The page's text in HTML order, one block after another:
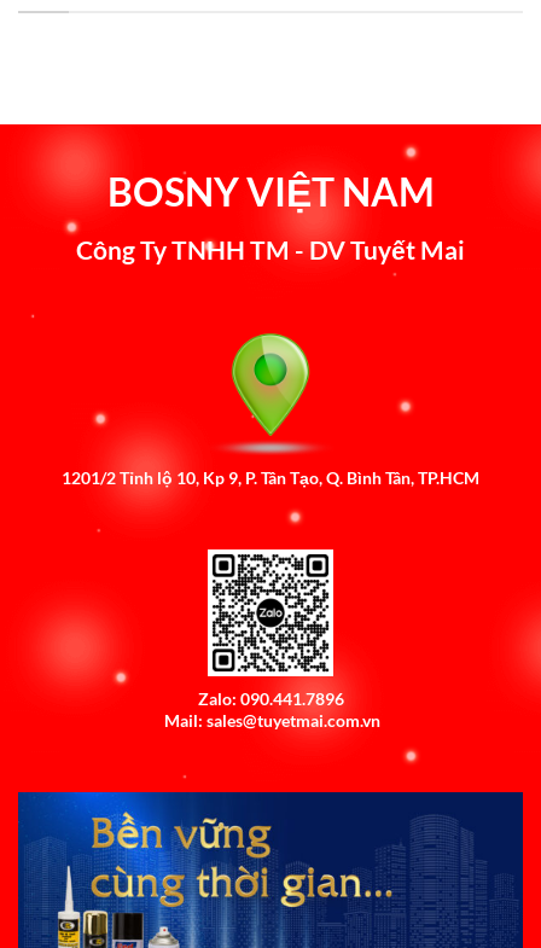
BOSNY VIỆT NAM
Công Ty TNHH TM - DV Tuyết Mai
1201/2 Tỉnh lộ 10, Kp 9, P. Tân Tạo, Q. Bình Tân, TP.HCM
Zalo: 090.441.7896
Mail: sales@tuyetmai.com.vn